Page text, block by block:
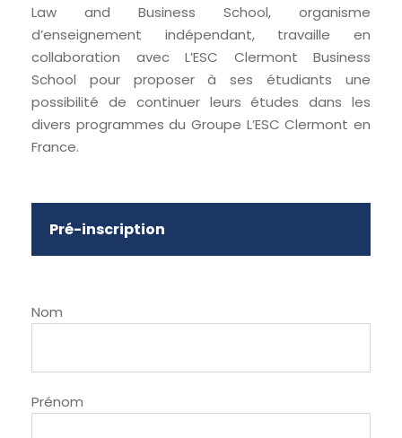
Law and Business School, organisme
d’enseignement indépendant, travaille en
collaboration avec L’ESC Clermont Business
School pour proposer à ses étudiants une
possibilité de continuer leurs études dans les
divers programmes du Groupe L’ESC Clermonten
France.
Pré-inscription
Nom
Prénom